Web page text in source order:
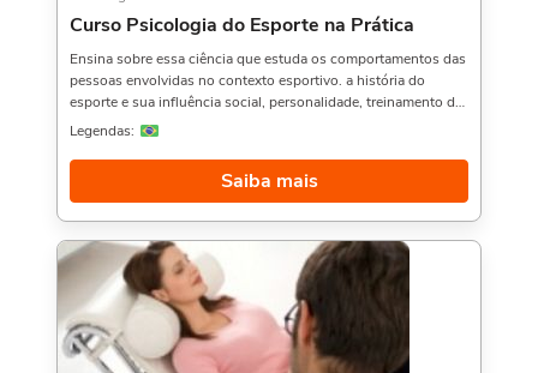
Curso Psicologia do Esporte na Prática
Ensina sobre essa ciência que estuda os comportamentos das
pessoas envolvidas no contexto esportivo. a história do
esporte e sua influência social, personalidade, treinamento de
habilidades psicológicas, sobre psicoterapia e muito
Psicologia Social,, Automotivação na Prática, e Psicologia
contrato e termos de uso.
Legendas:
Saiba mais